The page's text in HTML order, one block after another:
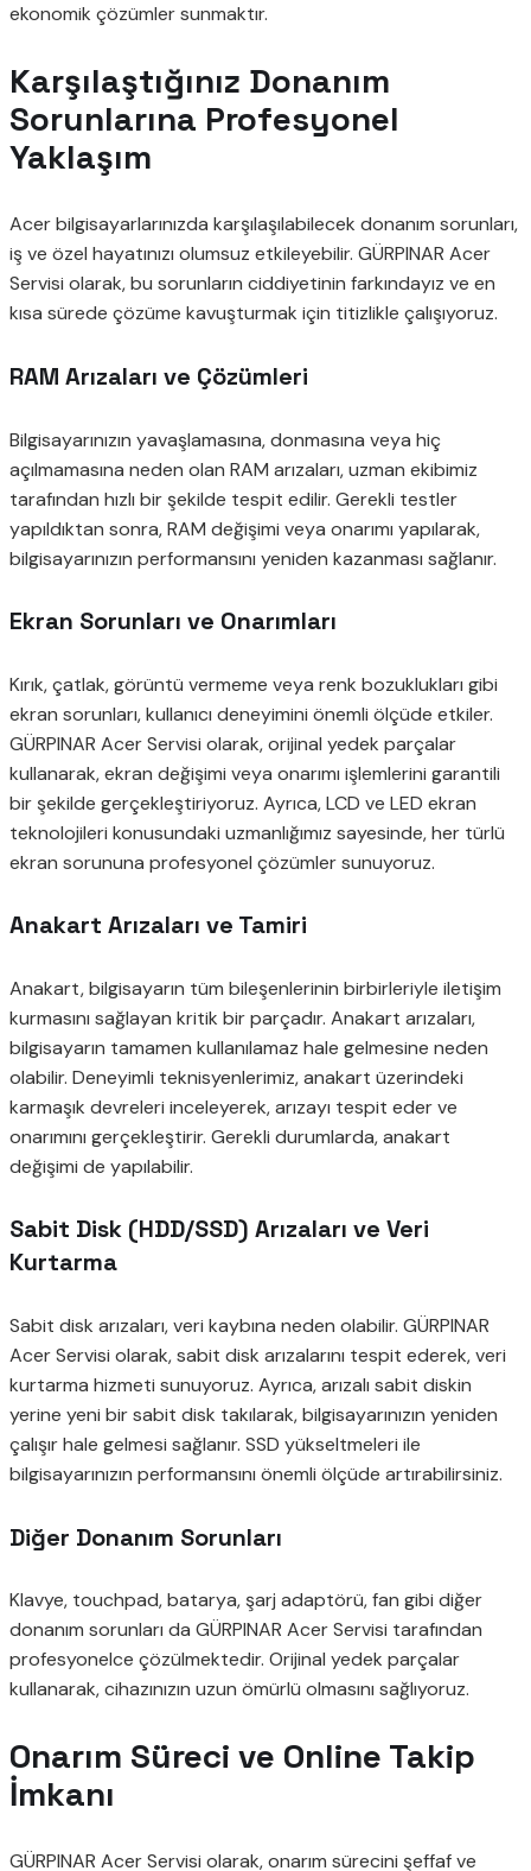
ekonomik çözümler sunmaktır.
Karşılaştığınız Donanım
Sorunlarına Profesyonel
Yaklaşım
Acer bilgisayarlarınızda karşılaşılabilecek donanım sorunları,
iş ve özel hayatınızı olumsuz etkileyebilir. GÜRPINAR Acer
Servisi olarak, bu sorunların ciddiyetinin farkındayız ve en
kısa sürede çözüme kavuşturmak için titizlikle çalışıyoruz.
RAM Arızaları ve Çözümleri
Bilgisayarınızın yavaşlamasına, donmasına veya hiç
açılmamasına neden olan RAM arızaları, uzman ekibimiz
tarafından hızlı bir şekilde tespit edilir. Gerekli testler
yapıldıktan sonra, RAM değişimi veya onarımı yapılarak,
bilgisayarınızın performansını yeniden kazanması sağlanır.
Ekran Sorunları ve Onarımları
Kırık, çatlak, görüntü vermeme veya renk bozuklukları gibi
ekran sorunları, kullanıcı deneyimini önemli ölçüde etkiler.
GÜRPINAR Acer Servisi olarak, orijinal yedek parçalar
kullanarak, ekran değişimi veya onarımı işlemlerini garantili
bir şekilde gerçekleştiriyoruz. Ayrıca, LCD ve LED ekran
teknolojileri konusundaki uzmanlığımız sayesinde, her türlü
ekran sorununa profesyonel çözümler sunuyoruz.
Anakart Arızaları ve Tamiri
Anakart, bilgisayarın tüm bileşenlerinin birbirleriyle iletişim
kurmasını sağlayan kritik bir parçadır. Anakart arızaları,
bilgisayarın tamamen kullanılamaz hale gelmesine neden
olabilir. Deneyimli teknisyenlerimiz, anakart üzerindeki
karmaşık devreleri inceleyerek, arızayı tespit eder ve
onarımını gerçekleştirir. Gerekli durumlarda, anakart
değişimi de yapılabilir.
Sabit Disk (HDD/SSD) Arızaları ve Veri
Kurtarma
Sabit disk arızaları, veri kaybına neden olabilir. GÜRPINAR
Acer Servisi olarak, sabit disk arızalarını tespit ederek, veri
kurtarma hizmeti sunuyoruz. Ayrıca, arızalı sabit diskin
yerine yeni bir sabit disk takılarak, bilgisayarınızın yeniden
çalışır hale gelmesi sağlanır. SSD yükseltmeleri ile
bilgisayarınızın performansını önemli ölçüde artırabilirsiniz.
Diğer Donanım Sorunları
Klavye, touchpad, batarya, şarj adaptörü, fan gibi diğer
donanım sorunları da GÜRPINAR Acer Servisi tarafından
profesyonelce çözülmektedir. Orijinal yedek parçalar
kullanarak, cihazınızın uzun ömürlü olmasını sağlıyoruz.
Onarım Süreci ve Online Takip
İmkanı
GÜRPINAR Acer Servisi olarak, onarım sürecini şeffaf ve